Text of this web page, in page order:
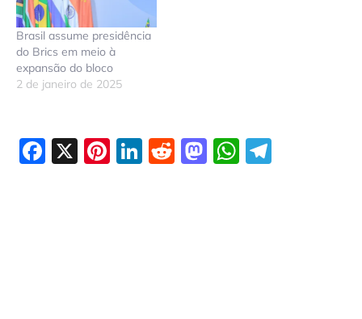
Brasil assume presidência
do Brics em meio à
expansão do bloco
2 de janeiro de 2025
Facebook
X Pinterest
LinkedIn
Reddit
Mastodon